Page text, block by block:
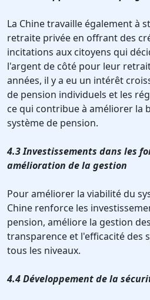
La Chine travaille également à
retraite privée en offrant des
incitations aux citoyens qui
l'argent de côté pour leur
années, il y a eu un intérêt
de pension individuels et les
ce qui contribue à améliorer la
système de pension.
4.3 Investissements dans les
amélioration de la gestion
Pour améliorer la viabilité du
Chine renforce les
pension, améliore la gestion
transparence et l'efficacité des
tous les niveaux.
4.4 Développement de la